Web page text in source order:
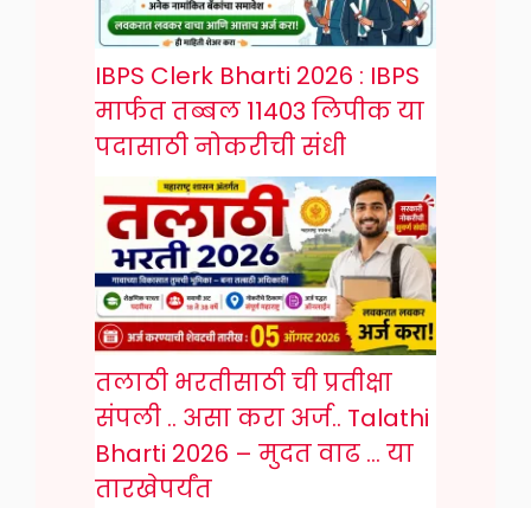
IBPS Clerk Bharti 2026 : IBPS
मार्फत तब्बल 11403 लिपीक या
पदासाठी नोकरीची संधी
तलाठी भरतीसाठी ची प्रतीक्षा
संपली .. असा करा अर्ज.. Talathi
Bharti 2026 – मुदत वाढ … या
तारखेपर्यंत